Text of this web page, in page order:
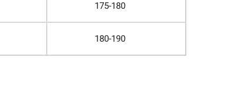
175-180
180-190